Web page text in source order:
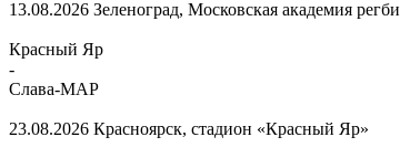
13.08.2026 Зеленоград, Московская академия регби
Красный Яр
-
Слава-МАР
23.08.2026 Красноярск, стадион «Красный Яр»